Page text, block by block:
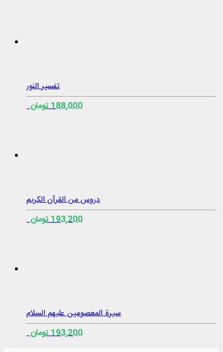
تفسیر النور
188,000 تومان
دروس من القرآن الكريم
193,200 تومان
سيرة المعصومين عليهم السلام
193,200 تومان